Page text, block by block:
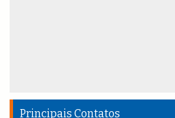
Principais Contatos